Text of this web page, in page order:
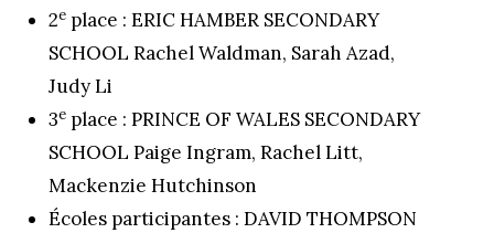
2e place : ERIC HAMBER SECONDARY
SCHOOL Rachel Waldman, Sarah Azad,
Judy Li
3e place : PRINCE OF WALES SECONDARY
SCHOOL Paige Ingram, Rachel Litt,
Mackenzie Hutchinson
Écoles participantes : DAVID THOMPSON